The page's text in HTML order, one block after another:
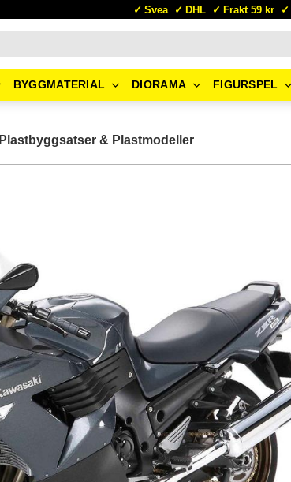
Svea DHL Frakt 59 kr
BYGGMATERIAL DIORAMA FIGURSPEL
Plastbyggsatser & Plastmodeller